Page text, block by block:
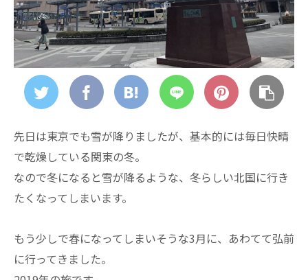
先日は東京でも雪が降りましたが、基本的には毎日快晴
で乾燥している関東の冬。
なので冬になると雪が降るような、冬らしい北国に行き
たくなってしまいます。
もう少しで春になってしまいそうな3月に、あわてて弘前
に行ってきました。